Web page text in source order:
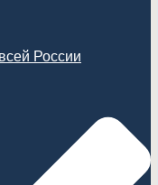
России